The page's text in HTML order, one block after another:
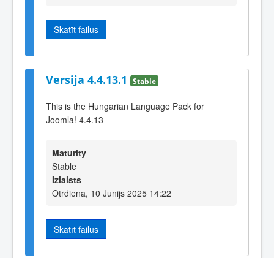
Skatīt failus
Versija 4.4.13.1 Stable
This is the Hungarian Language Pack for
Joomla! 4.4.13
Maturity
Stable
Izlaists
Otrdiena, 10 Jūnijs 2025 14:22
Skatīt failus